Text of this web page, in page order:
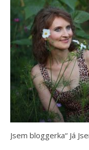
Jsem bloggerka“ Já